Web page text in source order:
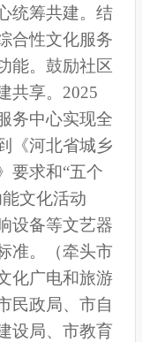
统筹共建。 结
合性文化服务
能。 鼓励社区
共享。2025
务中心实现全
《河北省城乡
要求和“五个
文化活动
设备等文艺器
准。
（牵头市
化广电和旅游
民政局、 市自
设局、 市教育